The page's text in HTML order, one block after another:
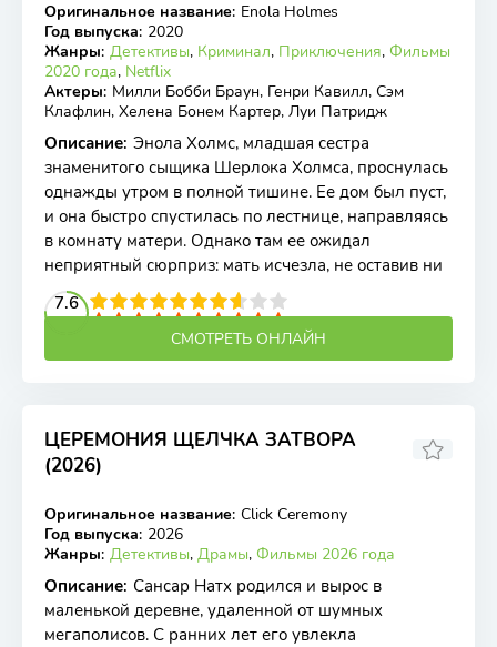
WEB-DL
Оригинальное название: Enola Holmes
Год выпуска: 2020
Жанры: Детективы, Криминал, Приключения, Фильмы
2020 года, Netflix
Актеры: Милли Бобби Браун, Генри Кавилл, Сэм
Клафлин, Хелена Бонем Картер, Луи Патридж
Описание: Энола Холмс, младшая сестра
знаменитого сыщика Шерлока Холмса, проснулась
однажды утром в полной тишине. Ее дом был пуст,
и она быстро спустилась по лестнице, направляясь
в комнату матери. Однако там ее ожидал
неприятный сюрприз: мать исчезла, не оставив ни
7.6
4 5 6 7 8 9 10
СМОТРЕТЬ ОНЛАЙН
ЦЕРЕМОНИЯ ЩЕЛЧКА ЗАТВОРА
(2026)
WEB-DL
Оригинальное название: Click Ceremony
Год выпуска: 2026
Жанры: Детективы, Драмы, Фильмы 2026 года
Описание: Сансар Натх родился и вырос в
маленькой деревне, удаленной от шумных
мегаполисов. С ранних лет его увлекла